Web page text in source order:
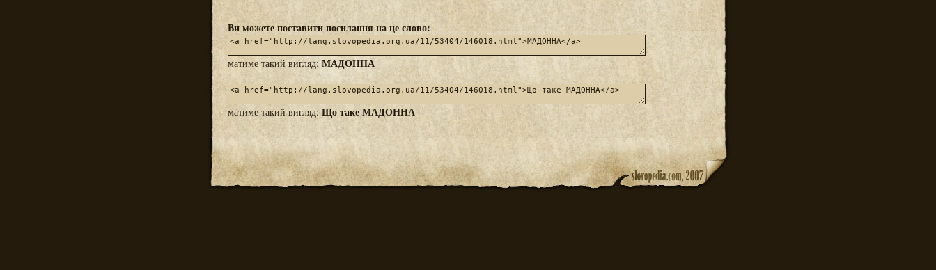
Ви можете поставити посилання на це слово:
матиме такий вигляд: МАДОННА
матиме такий вигляд:Що таке МАДОННА